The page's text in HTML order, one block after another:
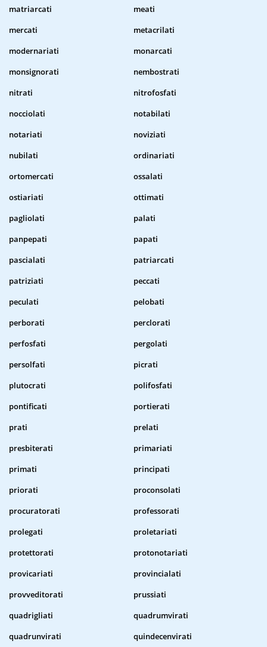
matriarcati
meati
mercati
metacrilati
modernariati
monarcati
monsignorati
nembostrati
nitrati
nitrofosfati
nocciolati
notabilati
notariati
noviziati
nubilati
ordinariati
ortomercati
ossalati
ostiariati
ottimati
pagliolati
palati
panpepati
papati
pascialati
patriarcati
patriziati
peccati
peculati
pelobati
perborati
perclorati
perfosfati
pergolati
persolfati
picrati
plutocrati
polifosfati
pontificati
portierati
prati
prelati
presbiterati
primariati
primati
principati
priorati
proconsolati
procuratorati
professorati
prolegati
proletariati
protettorati
protonotariati
provicariati
provincialati
provveditorati
prussiati
quadrigliati
quadrumvirati
quadrunvirati
quindecenvirati